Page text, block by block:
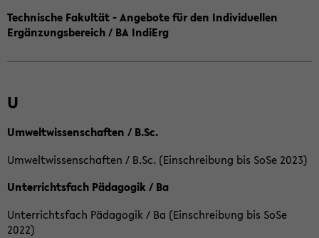
Technische Fakultät - Angebote für den Individuellen
Ergänzungsbereich / BA IndiErg
U
Umweltwissenschaften / B.Sc.
Umweltwissenschaften / B.Sc. (Einschreibung bis SoSe 2023)
Unterrichtsfach Pädagogik / Ba
Unterrichtsfach Pädagogik / Ba (Einschreibung bis SoSe
2022)